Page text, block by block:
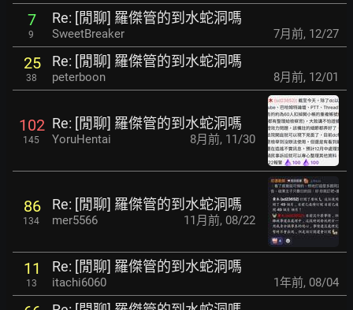
7
9
Re: [閒聊] 羅傑管的到水蛇洞嗎
SweetBreaker 7月前, 12/27
25
38
Re: [閒聊] 羅傑管的到水蛇洞嗎
peterboon 8月前, 12/01
102
145
Re: [閒聊] 羅傑管的到水蛇洞嗎
YoruHentai 8月前, 11/30
86
134
Re: [閒聊] 羅傑管的到水蛇洞嗎
mer5566 11月前, 08/22
11
13
Re: [閒聊] 羅傑管的到水蛇洞嗎
itachi6060 1年前, 08/04